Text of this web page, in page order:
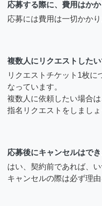
夜分
のみ
koukou
こん
すが
応募する際に、費用はか
応募には費用は一切かかり
複数人にリクエストしたい
リクエストチケット1枚に
なっています。
複数人に依頼したい場合
指名リクエストをしましょ
応募後にキャンセルはでき
はい、契約前であれば、
キャンセルの際は必ず理由